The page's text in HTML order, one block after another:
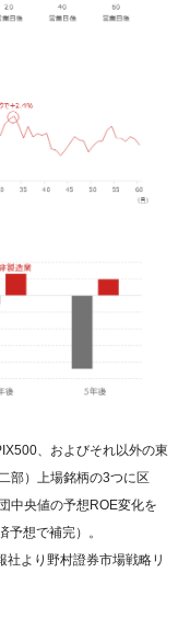
、およびそれ以外の東
部）上場銘柄の3つに区
中央値の予想ROE変化を
予想で補完）。
社より野村證券市場戦略リ